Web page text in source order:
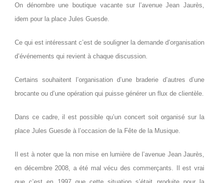
On dénombre une boutique vacante sur l’avenue Jean Jaurès,
idem pour la place Jules Guesde.
Ce qui est intéressant c’est de souligner la demande d’organisation
d’événements qui revient à chaque discussion.
Certains souhaitent l’organisation d’une braderie d’autres d’une
brocante ou d’une opération qui puisse générer un flux de clientèle.
Dans ce cadre, il est possible qu’un concert soit organisé sur la
place Jules Guesde à l’occasion de la Fête de la Musique.
Il est à noter que la non mise en lumière de l’avenue Jean Jaurès,
en décembre 2008, a été mal vécu des commerçants. Il est vrai